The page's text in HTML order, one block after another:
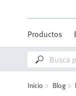
Productos
Inicio Blog